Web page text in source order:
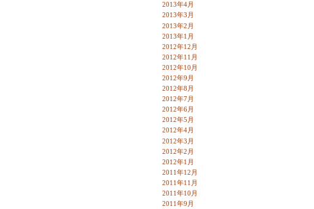
2013年4月
2013年3月
2013年2月
2013年1月
2012年12月
2012年11月
2012年10月
2012年9月
2012年8月
2012年7月
2012年6月
2012年5月
2012年4月
2012年3月
2012年2月
2012年1月
2011年12月
2011年11月
2011年10月
2011年9月